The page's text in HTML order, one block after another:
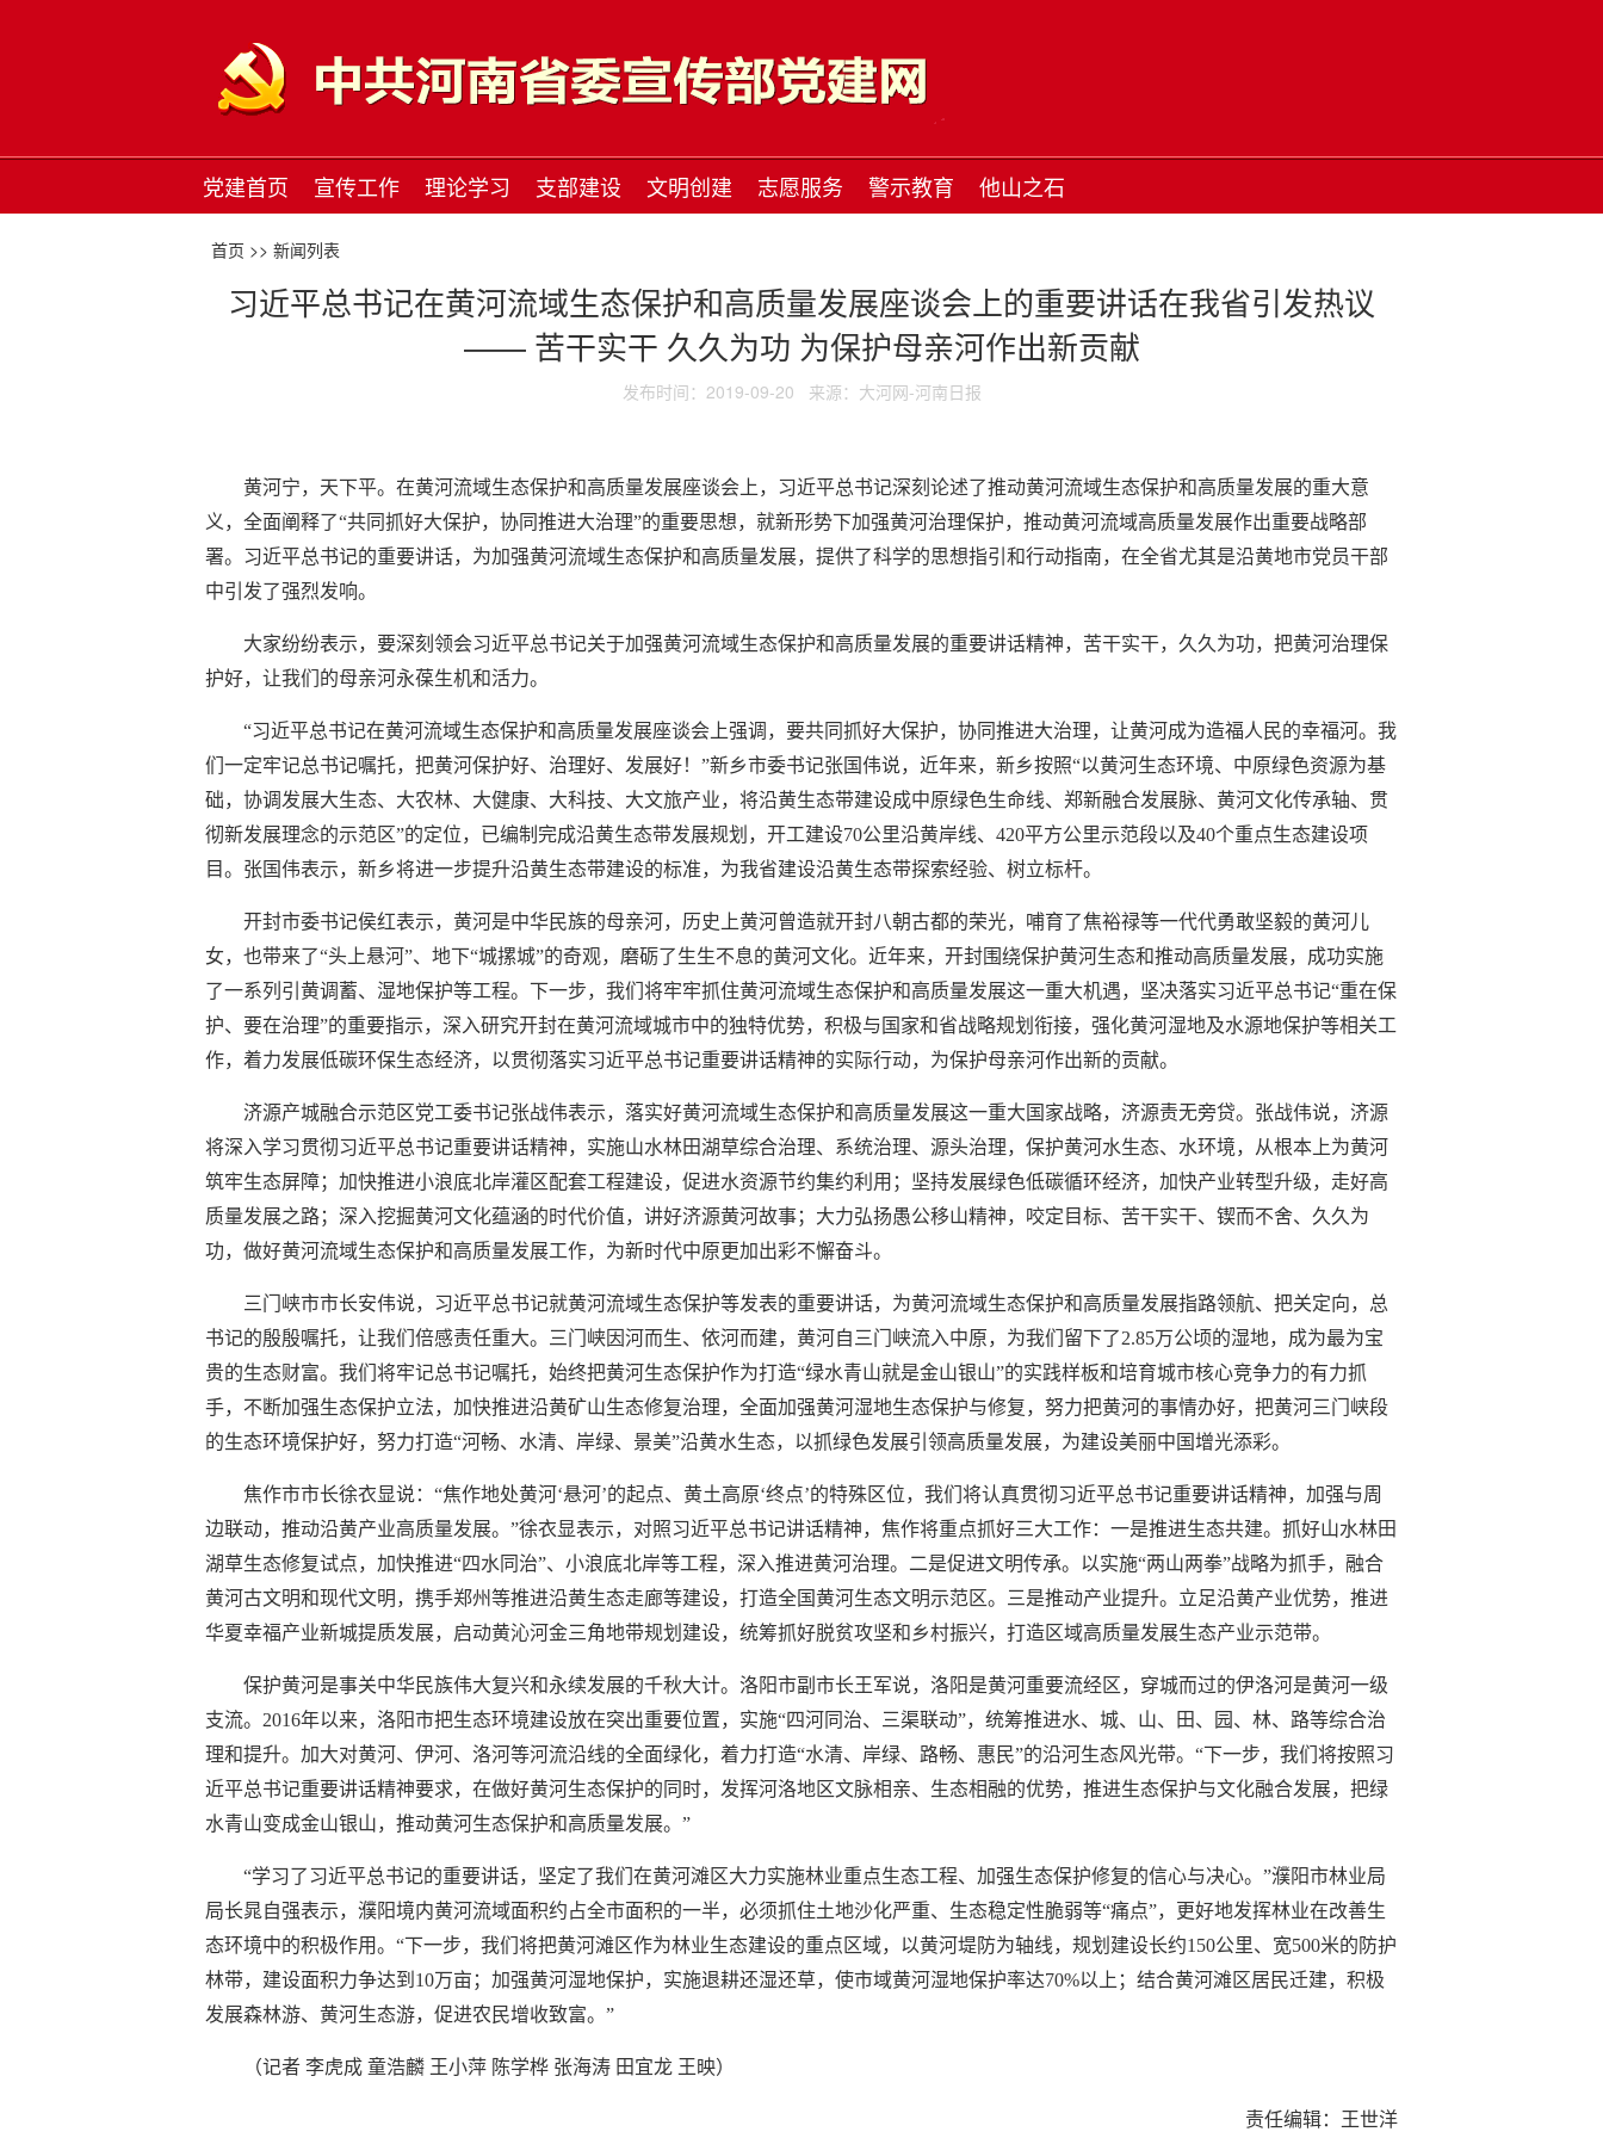
党建首页 宣传工作 理论学习 支部建设 文明创建 志愿服务 警示教育 他山之石
首页 >> 新闻列表
习近平总书记在黄河流域生态保护和高质量发展座谈会上的重要讲话在我省引发热议
—— 苦干实干 久久为功 为保护母亲河作出新贡献
发布时间：2019-09-20 来源：大河网-河南日报
黄河宁，天下平。在黄河流域生态保护和高质量发展座谈会上，习近平总书记深刻论述了推动黄河流域生态保护和高质量发展的重大意
义，全面阐释了“共同抓好大保护，协同推进大治理”的重要思想，就新形势下加强黄河治理保护，推动黄河流域高质量发展作出重要战略部
署。习近平总书记的重要讲话，为加强黄河流域生态保护和高质量发展，提供了科学的思想指引和行动指南，在全省尤其是沿黄地市党员干部
中引发了强烈发响。
大家纷纷表示，要深刻领会习近平总书记关于加强黄河流域生态保护和高质量发展的重要讲话精神，苦干实干，久久为功，把黄河治理保
护好，让我们的母亲河永葆生机和活力。
“习近平总书记在黄河流域生态保护和高质量发展座谈会上强调，要共同抓好大保护，协同推进大治理，让黄河成为造福人民的幸福河。我
们一定牢记总书记嘱托，把黄河保护好、治理好、发展好！”新乡市委书记张国伟说，近年来，新乡按照“以黄河生态环境、中原绿色资源为基
础，协调发展大生态、大农林、大健康、大科技、大文旅产业，将沿黄生态带建设成中原绿色生命线、郑新融合发展脉、黄河文化传承轴、贯
彻新发展理念的示范区”的定位，已编制完成沿黄生态带发展规划，开工建设70公里沿黄岸线、420平方公里示范段以及40个重点生态建设项
目。张国伟表示，新乡将进一步提升沿黄生态带建设的标准，为我省建设沿黄生态带探索经验、树立标杆。
开封市委书记侯红表示，黄河是中华民族的母亲河，历史上黄河曾造就开封八朝古都的荣光，哺育了焦裕禄等一代代勇敢坚毅的黄河儿
女，也带来了“头上悬河”、地下“城摞城”的奇观，磨砺了生生不息的黄河文化。近年来，开封围绕保护黄河生态和推动高质量发展，成功实施
了一系列引黄调蓄、湿地保护等工程。下一步，我们将牢牢抓住黄河流域生态保护和高质量发展这一重大机遇，坚决落实习近平总书记“重在保
护、要在治理”的重要指示，深入研究开封在黄河流域城市中的独特优势，积极与国家和省战略规划衔接，强化黄河湿地及水源地保护等相关工
作，着力发展低碳环保生态经济，以贯彻落实习近平总书记重要讲话精神的实际行动，为保护母亲河作出新的贡献。
济源产城融合示范区党工委书记张战伟表示，落实好黄河流域生态保护和高质量发展这一重大国家战略，济源责无旁贷。张战伟说，济源
将深入学习贯彻习近平总书记重要讲话精神，实施山水林田湖草综合治理、系统治理、源头治理，保护黄河水生态、水环境，从根本上为黄河
筑牢生态屏障；加快推进小浪底北岸灌区配套工程建设，促进水资源节约集约利用；坚持发展绿色低碳循环经济，加快产业转型升级，走好高
质量发展之路；深入挖掘黄河文化蕴涵的时代价值，讲好济源黄河故事；大力弘扬愚公移山精神，咬定目标、苦干实干、锲而不舍、久久为
功，做好黄河流域生态保护和高质量发展工作，为新时代中原更加出彩不懈奋斗。
三门峡市市长安伟说，习近平总书记就黄河流域生态保护等发表的重要讲话，为黄河流域生态保护和高质量发展指路领航、把关定向，总
书记的殷殷嘱托，让我们倍感责任重大。三门峡因河而生、依河而建，黄河自三门峡流入中原，为我们留下了2.85万公顷的湿地，成为最为宝
贵的生态财富。我们将牢记总书记嘱托，始终把黄河生态保护作为打造“绿水青山就是金山银山”的实践样板和培育城市核心竞争力的有力抓
手，不断加强生态保护立法，加快推进沿黄矿山生态修复治理，全面加强黄河湿地生态保护与修复，努力把黄河的事情办好，把黄河三门峡段
的生态环境保护好，努力打造“河畅、水清、岸绿、景美”沿黄水生态，以抓绿色发展引领高质量发展，为建设美丽中国增光添彩。
焦作市市长徐衣显说：“焦作地处黄河‘悬河’的起点、黄土高原‘终点’的特殊区位，我们将认真贯彻习近平总书记重要讲话精神，加强与周
边联动，推动沿黄产业高质量发展。”徐衣显表示，对照习近平总书记讲话精神，焦作将重点抓好三大工作：一是推进生态共建。抓好山水林田
湖草生态修复试点，加快推进“四水同治”、小浪底北岸等工程，深入推进黄河治理。二是促进文明传承。以实施“两山两拳”战略为抓手，融合
黄河古文明和现代文明，携手郑州等推进沿黄生态走廊等建设，打造全国黄河生态文明示范区。三是推动产业提升。立足沿黄产业优势，推进
华夏幸福产业新城提质发展，启动黄沁河金三角地带规划建设，统筹抓好脱贫攻坚和乡村振兴，打造区域高质量发展生态产业示范带。
保护黄河是事关中华民族伟大复兴和永续发展的千秋大计。洛阳市副市长王军说，洛阳是黄河重要流经区，穿城而过的伊洛河是黄河一级
支流。2016年以来，洛阳市把生态环境建设放在突出重要位置，实施“四河同治、三渠联动”，统筹推进水、城、山、田、园、林、路等综合治
理和提升。加大对黄河、伊河、洛河等河流沿线的全面绿化，着力打造“水清、岸绿、路畅、惠民”的沿河生态风光带。“下一步，我们将按照习
近平总书记重要讲话精神要求，在做好黄河生态保护的同时，发挥河洛地区文脉相亲、生态相融的优势，推进生态保护与文化融合发展，把绿
水青山变成金山银山，推动黄河生态保护和高质量发展。”
“学习了习近平总书记的重要讲话，坚定了我们在黄河滩区大力实施林业重点生态工程、加强生态保护修复的信心与决心。”濮阳市林业局
局长晁自强表示，濮阳境内黄河流域面积约占全市面积的一半，必须抓住土地沙化严重、生态稳定性脆弱等“痛点”，更好地发挥林业在改善生
态环境中的积极作用。“下一步，我们将把黄河滩区作为林业生态建设的重点区域，以黄河堤防为轴线，规划建设长约150公里、宽500米的防护
林带，建设面积力争达到10万亩；加强黄河湿地保护，实施退耕还湿还草，使市域黄河湿地保护率达70%以上；结合黄河滩区居民迁建，积极
发展森林游、黄河生态游，促进农民增收致富。”
（记者 李虎成 童浩麟 王小萍 陈学桦 张海涛 田宜龙 王映）
责任编辑：王世洋